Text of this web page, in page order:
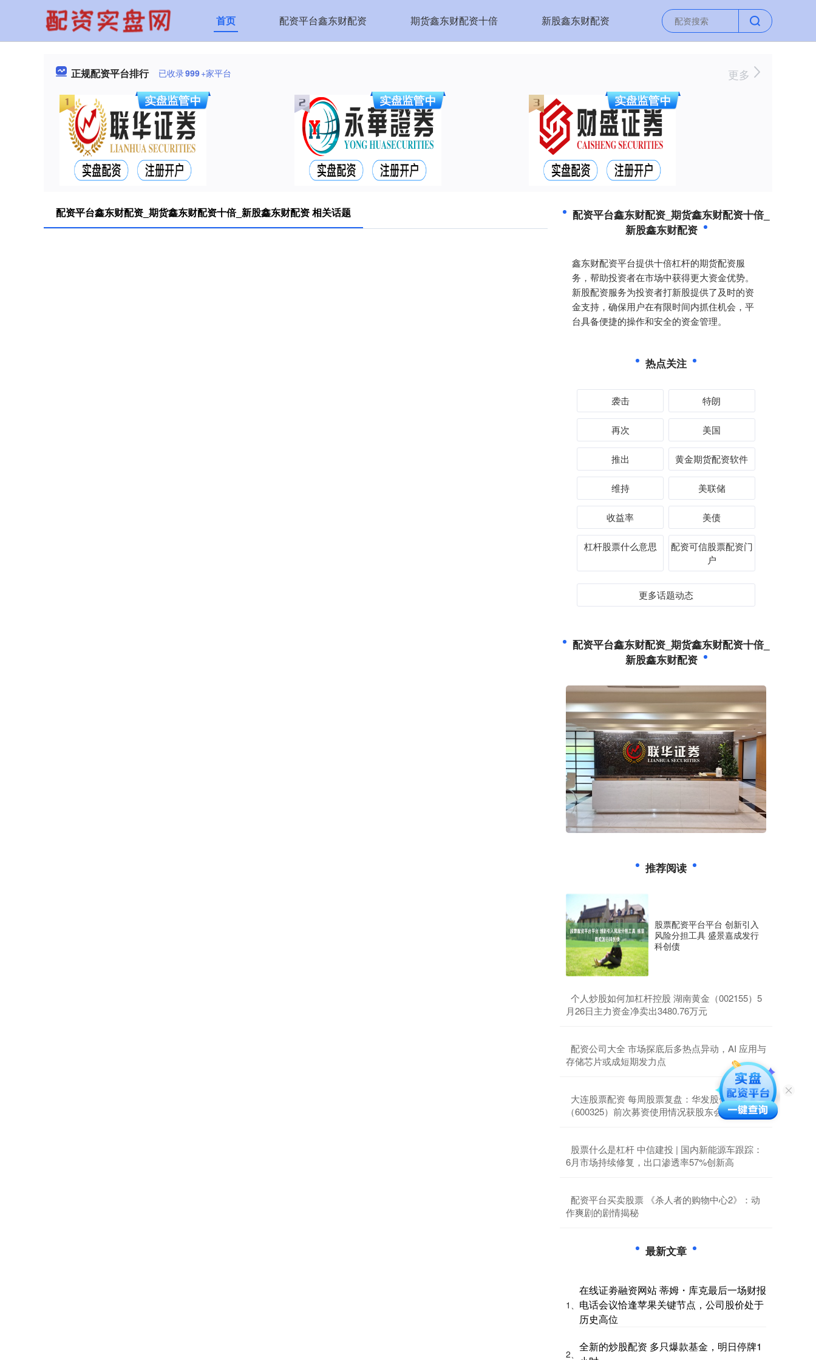
首页 配资平台鑫东财配资 期货鑫东财配资十倍 新股鑫东财配资
正规配资平台排行 已收录999+家平台 更多
配资平台鑫东财配资_期货鑫东财配资十倍_新股鑫东财配资 相关话题
配资平台鑫东财配资_期货鑫东财配资十倍_
新股鑫东财配资
鑫东财配资平台提供十倍杠杆的期货配资服
务，帮助投资者在市场中获得更大资金优势。
新股配资服务为投资者打新股提供了及时的资
金支持，确保用户在有限时间内抓住机会，平
台具备便捷的操作和安全的资金管理。
热点关注
袭击 特朗
再次 美国
推出 黄金期货配资软件
维持 美联储
收益率 美债
杠杆股票什么意思
配资可信股票配资门
户
更多话题动态
配资平台鑫东财配资_期货鑫东财配资十倍_
新股鑫东财配资
推荐阅读
股票配资平台平台 创新引入
风险分担工具 盛景嘉成发行
科创债
​个人炒股如何加杠杆控股 湖南黄金（002155）5
月26日主力资金净卖出3480.76万元
​配资公司大全 市场探底后多热点异动，AI 应用与
存储芯片或成短期发力点
​大连股票配资 每周股票复盘：华发股份
（600325）前次募资使用情况获股东会通过
​股票什么是杠杆 中信建投 | 国内新能源车跟踪：
6月市场持续修复，出口渗透率57%创新高
​配资平台买卖股票 《杀人者的购物中心2》：动
作爽剧的剧情揭秘
最新文章
1、
在线证劵融资网站 蒂姆・库克最后一场财报
电话会议恰逢苹果关键节点，公司股价处于
历史高位
2、
全新的炒股配资 多只爆款基金，明日停牌1